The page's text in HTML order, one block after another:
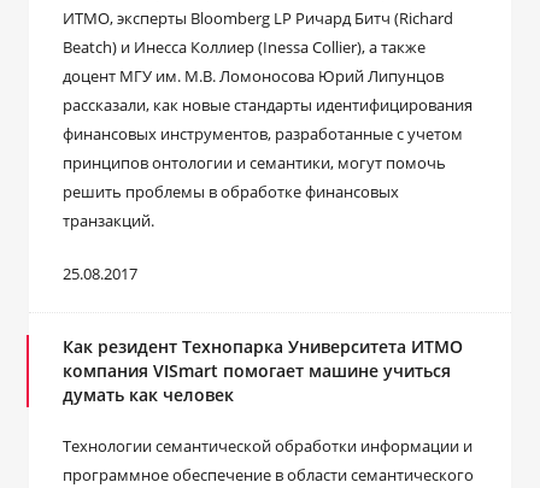
ИТМО, эксперты Bloomberg LP Ричард Битч (Richard
Beatch) и Инесса Коллиер (Inessa Collier), а также
доцент МГУ им. М.В. Ломоносова Юрий Липунцов
рассказали, как новые стандарты идентифицирования
финансовых инструментов, разработанные с учетом
принципов онтологии и семантики, могут помочь
решить проблемы в обработке финансовых
транзакций.
25.08.2017
Как резидент Технопарка Университета ИТМО
компания VISmart помогает машине учиться
думать как человек
Технологии семантической обработки информации и
программное обеспечение в области семантического